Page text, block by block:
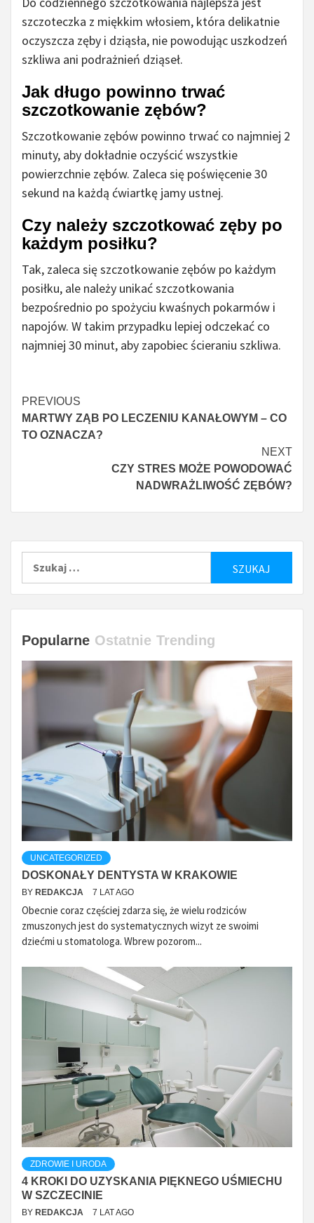
szczoteczka z miękkim włosiem, która delikatnie
oczyszcza zęby i dziąsła, nie powodując uszkodzeń
szkliwa ani podrażnień dziąseł.
Jak długo powinno trwać
szczotkowanie zębów?
Szczotkowanie zębów powinno trwać co najmniej 2
minuty, aby dokładnie oczyścić wszystkie
powierzchnie zębów. Zaleca się poświęcenie 30
sekund na każdą ćwiartkę jamy ustnej.
Czy należy szczotkować zęby po
każdym posiłku?
Tak, zaleca się szczotkowanie zębów po każdym
posiłku, ale należy unikać szczotkowania
bezpośrednio po spożyciu kwaśnych pokarmów i
napojów. W takim przypadku lepiej odczekać co
najmniej 30 minut, aby zapobiec ścieraniu szkliwa.
Czytaj
więcej
PREVIOUS
MARTWY ZĄB PO LECZENIU KANAŁOWYM – CO
TO OZNACZA?
NEXT
CZY STRES MOŻE POWODOWAĆ
NADWRAŻLIWOŚĆ ZĘBÓW?
Popularne Ostatnie Trending
UNCATEGORIZED
DOSKONAŁY DENTYSTA W KRAKOWIE
BY REDAKCJA 7 LAT AGO
Obecnie coraz częściej zdarza się, że wielu rodziców
zmuszonych jest do systematycznych wizyt ze swoimi
dziećmi u stomatologa. Wbrew pozorom...
ZDROWIE I URODA
4 KROKI DO UZYSKANIA PIĘKNEGO UŚMIECHU
W SZCZECINIE
BY REDAKCJA 7 LAT AGO